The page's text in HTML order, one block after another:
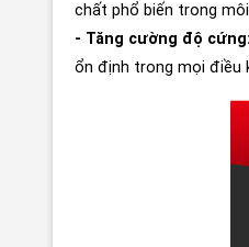
chất phổ biến trong
- Tăng cường độ cứng:
ổn định trong mọi điều